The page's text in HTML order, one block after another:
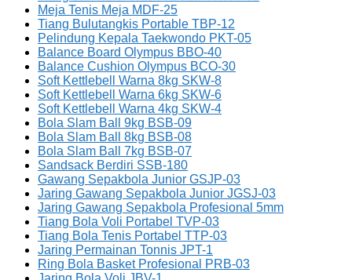
Meja Tenis Meja MDF-25
Tiang Bulutangkis Portable TBP-12
Pelindung Kepala Taekwondo PKT-05
Balance Board Olympus BBO-40
Balance Cushion Olympus BCO-30
Soft Kettlebell Warna 8kg SKW-8
Soft Kettlebell Warna 6kg SKW-6
Soft Kettlebell Warna 4kg SKW-4
Bola Slam Ball 9kg BSB-09
Bola Slam Ball 8kg BSB-08
Bola Slam Ball 7kg BSB-07
Sandsack Berdiri SSB-180
Gawang Sepakbola Junior GSJP-03
Jaring Gawang Sepakbola Junior JGSJ-03
Jaring Gawang Sepakbola Profesional 5mm
Tiang Bola Voli Portabel TVP-03
Tiang Bola Tenis Portabel TTP-03
Jaring Permainan Tonnis JPT-1
Ring Bola Basket Profesional PRB-03